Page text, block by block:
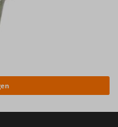
cyanus) , 66cm